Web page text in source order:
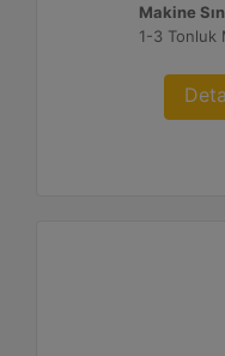
Makine
1-3 Tonluk